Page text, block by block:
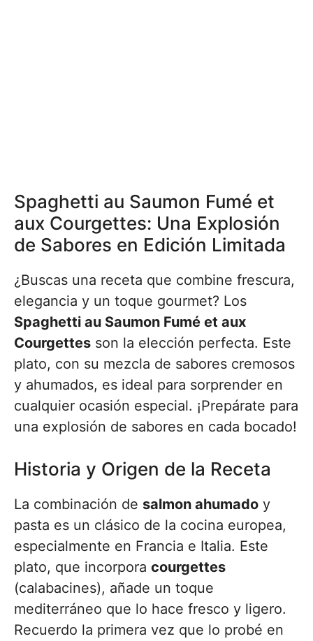
Spaghetti au Saumon Fumé et
aux Courgettes: Una Explosión
de Sabores en Edición Limitada
¿Buscas una receta que combine frescura,
elegancia y un toque gourmet? Los
Spaghetti au Saumon Fumé et aux
Courgettes son la elección perfecta. Este
plato, con su mezcla de sabores cremosos
y ahumados, es ideal para sorprender en
cualquier ocasión especial. ¡Prepárate para
una explosión de sabores en cada bocado!
Historia y Origen de la Receta
La combinación de salmon ahumado y
pasta es un clásico de la cocina europea,
especialmente en Francia e Italia. Este
plato, que incorpora courgettes
(calabacines), añade un toque
mediterráneo que lo hace fresco y ligero.
Recuerdo la primera vez que lo probé en